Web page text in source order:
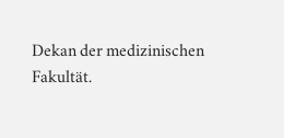
Dekan der medizinischen
Fakultät.